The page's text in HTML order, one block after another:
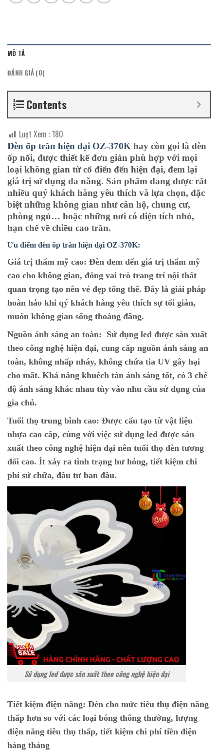
MÔ TẢ
ĐÁNH GIÁ (0)
Contents
Lượt Xem :180
Đèn ốp trần hiện đại OZ-370K hay còn gọi là đèn
ốp nổi, được thiết kế đơn giản phù hợp với mọi
loại không gian từ cổ điển đến hiện đại, đem lại
giá trị sử dụng đa năng. Sản phẩm đang được rất
nhiều quý khách hàng yêu thích và lựa chọn, đặc
biệt những không gian như căn hộ, chung cư,
phòng ngủ… hoặc những nơi có diện tích nhỏ,
hạn chế về chiều cao trần.
Ưu điểm đèn ốp trần hiện đại OZ-370K:
Giá trị thẩm mỹ cao: Đèn đem đến giá trị thẩm mỹ
cao cho không gian, đóng vai trò trang trí nội thất
quan trọng tạo nên vẻ đẹp tổng thể. Đây là giải pháp
hoàn hảo khi qý khách hàng yêu thích sự tối giản,
muốn không gian sống thoáng đãng.
Nguồn ánh sáng an toàn: Sử dụng led được sản xuất
theo công nghệ hiện đại, cung cấp nguồn ánh sáng an
toàn, không nhấp nháy, không chứa tia UV gây hại
cho mắt. Khả năng khuếch tán ánh sáng tốt, có 3 chế
độ ánh sáng khác nhau tùy vào nhu cầu sử dụng của
gia chủ.
Tuổi thọ trung bình cao: Được cấu tạo từ vật liệu
nhựa cao cấp, cùng với việc sử dụng led được sản
xuất theo công nghệ hiện đại nên tuổi thọ đèn tương
đối cao. Ít xảy ra tình trạng hư hỏng, tiết kiệm chi
phí sử chữa, đầu tư ban đầu.
Sử dụng led được sản xuất theo công nghệ hiện đại
Tiết kiệm điện năng: Đèn cho mức tiêu thụ điện năng
thấp hơn so với các loại bóng thông thường, lượng
điện năng tiêu thụ thấp, tiết kiệm chi phí tiền điện
hàng tháng